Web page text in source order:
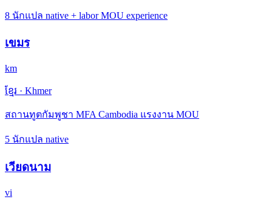
8 นักแปล native + labor MOU experience
เขมร
km
ខ្មែរ · Khmer
สถานทูตกัมพูชา MFA Cambodia แรงงาน MOU
5 นักแปล native
เวียดนาม
vi